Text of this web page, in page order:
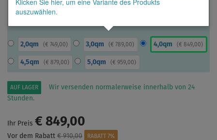
auszuwählen.
2,0qm ( € 749,00) 3,0qm (€ 789,00) 4,0qm ( € 849,00)
4,5qm ( € 879,00) 5,0qm (€ 959,00)
AUF LAGER
Wir versenden normalerweise innerhalb von 24
Stunden.
Ihr Preis € 849,00
Vor dem Rabatt € 910,00
RABATT 7%